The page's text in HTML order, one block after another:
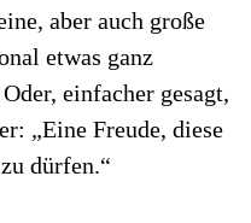
aber auch große
etwas ganz
einfacher gesagt,
„Eine Freude, diese
dürfen.“